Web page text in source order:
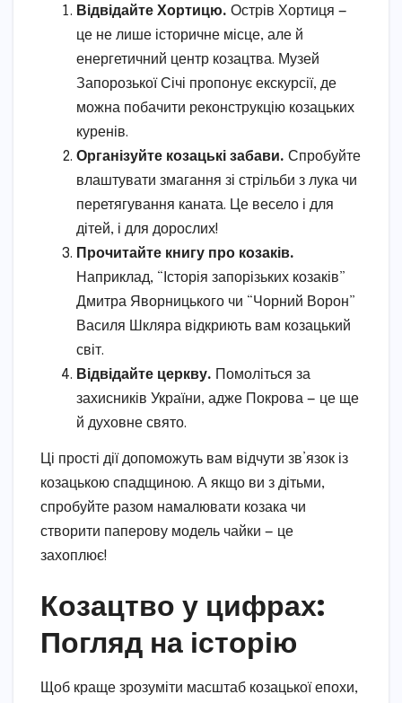
Відвідайте Хортицю. Острів Хортиця —
це не лише історичне місце, але й
енергетичний центр козацтва. Музей
Запорозької Січі пропонує екскурсії, де
можна побачити реконструкцію козацьких
куренів.
Організуйте козацькі забави. Спробуйте
влаштувати змагання зі стрільби з лука чи
перетягування каната. Це весело і для
дітей, і для дорослих!
Прочитайте книгу про козаків.
Наприклад, “Історія запорізьких козаків”
Дмитра Яворницького чи “Чорний Ворон”
Василя Шкляра відкриють вам козацький
світ.
Відвідайте церкву. Помоліться за
захисників України, адже Покрова — це ще
й духовне свято.
Ці прості дії допоможуть вам відчути зв’язок із
козацькою спадщиною. А якщо ви з дітьми,
спробуйте разом намалювати козака чи
створити паперову модель чайки — це
захоплює!
Козацтво у цифрах:
Погляд на історію
Щоб краще зрозуміти масштаб козацької епохи,